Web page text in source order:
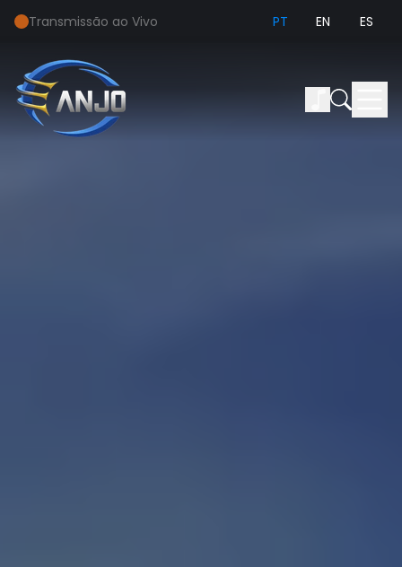
Transmissão ao Vivo PT EN ES